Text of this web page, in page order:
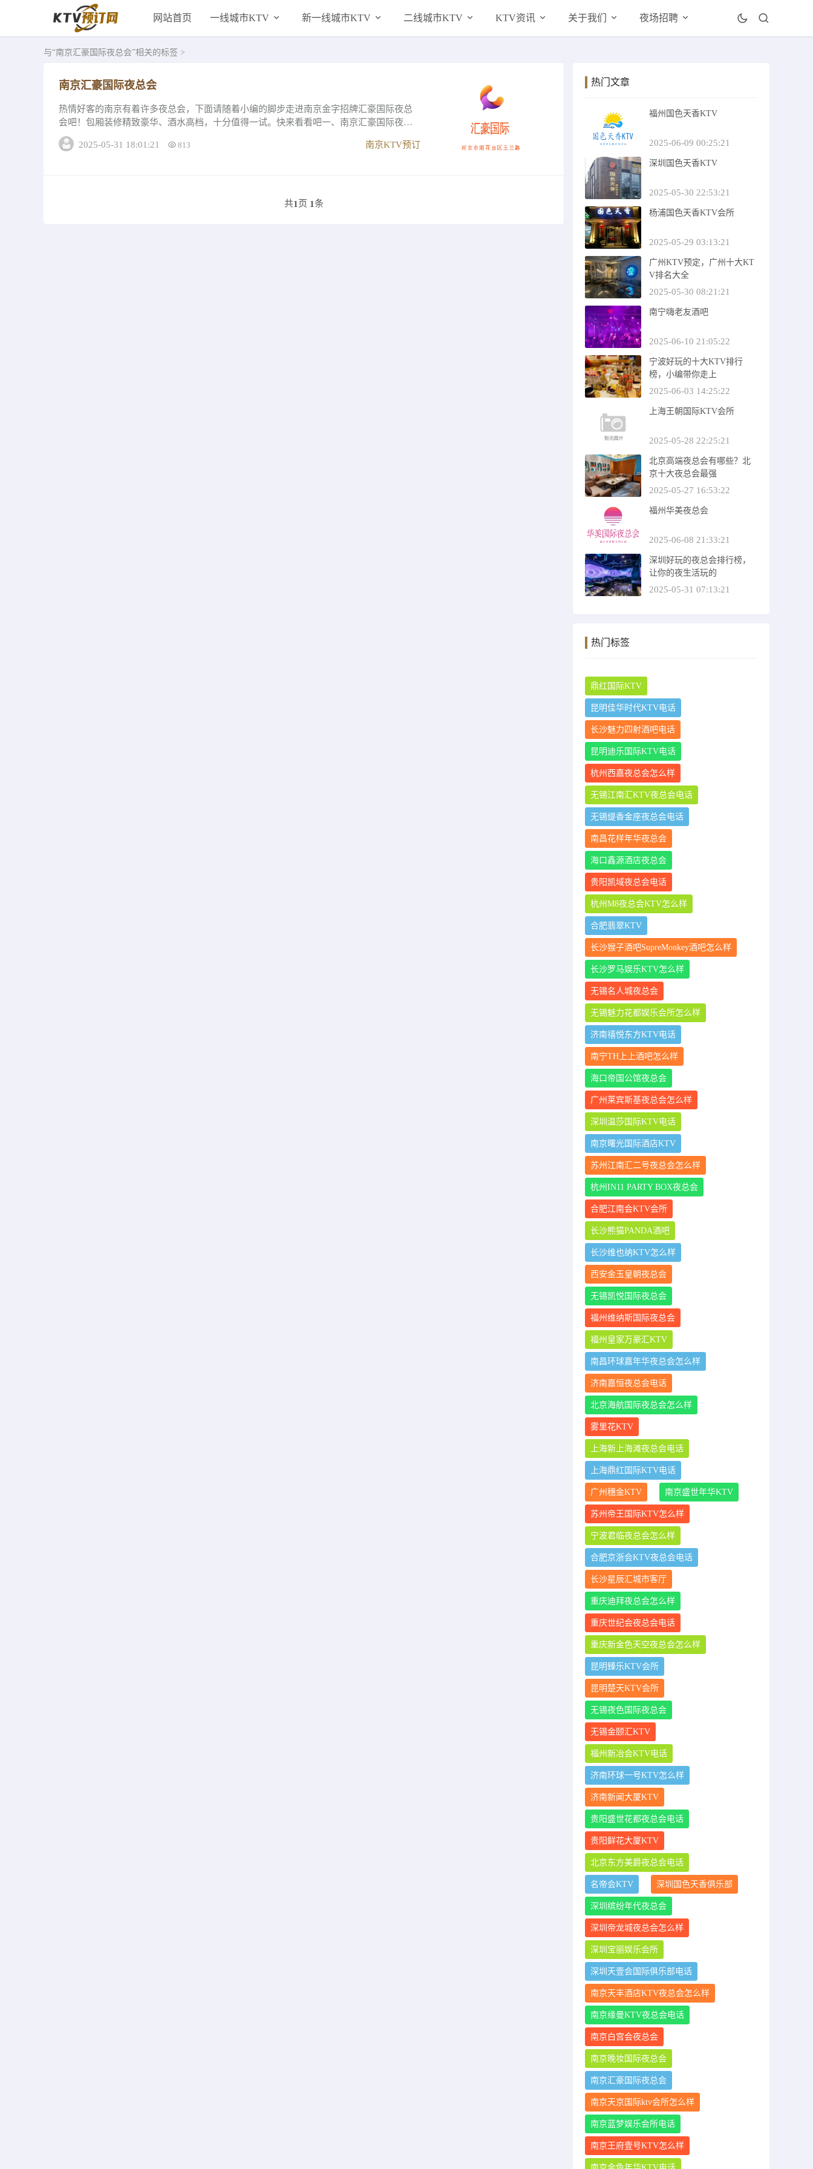
网站首页 一线城市KTV 新一线城市KTV 二线城市KTV KTV资讯 关于我们 夜场招聘
与“南京汇豪国际夜总会”相关的标签 >
南京汇豪国际夜总会
热情好客的南京有着许多夜总会，下面请随着小编的脚步走进南京金字招牌汇豪国际夜总
会吧！包厢装修精致豪华、酒水高档，十分值得一试。快来看看吧一、南京汇豪国际夜总
会专属娱乐空间，变化多端、热情奔放的舞者，果...
2025-05-31 18:01:21
813 南京KTV预订
共1 页 1条
热门文章
福州国色天香KTV
2025-06-09 00:25:21
深圳国色天香KTV
2025-05-30 22:53:21
杨浦国色天香KTV会所
2025-05-29 03:13:21
广州KTV预定，广州十大KT
V排名大全
2025-05-30 08:21:21
南宁嗨老友酒吧
2025-06-10 21:05:22
宁波好玩的十大KTV排行
榜，小编带你走上
2025-06-03 14:25:22
上海王朝国际KTV会所
2025-05-28 22:25:21
北京高端夜总会有哪些？北
京十大夜总会最强
2025-05-27 16:53:22
福州华美夜总会
2025-06-08 21:33:21
深圳好玩的夜总会排行榜，
让你的夜生活玩的
2025-05-31 07:13:21
热门标签
鼎红国际KTV
昆明佳华时代KTV电话
长沙魅力四射酒吧电话
昆明迪乐国际KTV电话
杭州西嘉夜总会怎么样
无锡江南汇KTV夜总会电话
无锡缇香金座夜总会电话
南昌花样年华夜总会
海口鑫源酒店夜总会
贵阳凯域夜总会电话
杭州M8夜总会KTV怎么样
合肥翡翠KTV
长沙猴子酒吧SupreMonkey酒吧怎么样
长沙罗马娱乐KTV怎么样
无锡名人城夜总会
无锡魅力花都娱乐会所怎么样
济南禧悦东方KTV电话
南宁TH上上酒吧怎么样
海口帝国公馆夜总会
广州莱宾斯基夜总会怎么样
深圳温莎国际KTV电话
南京曙光国际酒店KTV
苏州江南汇二号夜总会怎么样
杭州IN11 PARTY BOX夜总会
合肥江南会KTV会所
长沙熊猫PANDA酒吧
长沙维也纳KTV怎么样
西安金玉皇朝夜总会
无锡凯悦国际夜总会
福州维纳斯国际夜总会
福州皇家万豪汇KTV
南昌环球嘉年华夜总会怎么样
济南嘉恒夜总会电话
北京海航国际夜总会怎么样
雾里花KTV
上海新上海滩夜总会电话
上海鼎红国际KTV电话
广州穗金KTV 南京盛世年华KTV
苏州帝王国际KTV怎么样
宁波君临夜总会怎么样
合肥京浙会KTV夜总会电话
长沙星辰汇城市客厅
重庆迪拜夜总会怎么样
重庆世纪会夜总会电话
重庆新金色天空夜总会怎么样
昆明臻乐KTV会所
昆明楚天KTV会所
无锡夜色国际夜总会
无锡金颐汇KTV
福州新冶会KTV电话
济南环球一号KTV怎么样
济南新闻大厦KTV
贵阳盛世花都夜总会电话
贵阳鲜花大厦KTV
北京东方美爵夜总会电话
名帝会KTV 深圳国色天香俱乐部
深圳缤纷年代夜总会
深圳帝龙城夜总会怎么样
深圳宝丽娱乐会所
深圳天壹会国际俱乐部电话
南京天丰酒店KTV夜总会怎么样
南京缘曼KTV夜总会电话
南京白宫会夜总会
南京晚妆国际夜总会
南京汇豪国际夜总会
南京天京国际ktv会所怎么样
南京蓝梦娱乐会所电话
南京王府壹号KTV怎么样